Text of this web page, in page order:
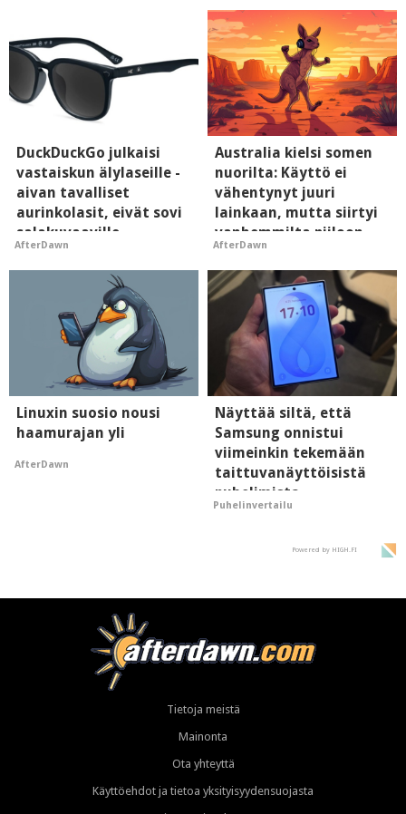
DuckDuckGo julkaisi
vastaiskun älylaseille -
aivan tavalliset
aurinkolasit, eivät sovi
salakuvaaville
hyypiöille
AfterDawn
Australia kielsi somen
nuorilta: Käyttö ei
vähentynyt juuri
lainkaan, mutta siirtyi
vanhemmilta piiloon
AfterDawn
Linuxin suosio nousi
haamurajan yli
AfterDawn
Näyttää siltä, että
Samsung onnistui
viimeinkin tekemään
taittuvanäyttöisistä
puhelimista
supersuosittuja
Puhelinvertailu
Powered by HIGH.FI
Tietoja meistä
Mainonta
Ota yhteyttä
Käyttöehdot ja tietoa yksityisyydensuojasta